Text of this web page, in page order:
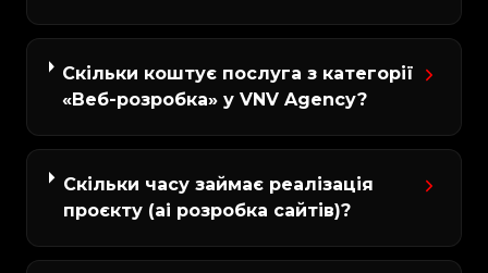
Скільки коштує послуга з категорії
«Веб-розробка» у VNV Agency?
Скільки часу займає реалізація
проєкту (ai розробка сайтів)?